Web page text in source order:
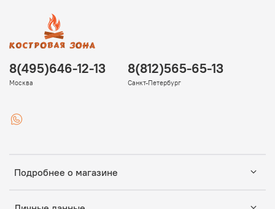
Подробнее о магазине
8(495)646-12-13
Москва
8(812)565-65-13
Санкт-Петербург